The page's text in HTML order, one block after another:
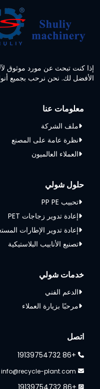
إذا كنت تبحث عن مورد موثوق
الأفضل لك. نحن نرحب بجميع
معلومات عنا
ملف الشركة
نظرة عامة على المصنع
العملاء العالميون
حلول شولي
تحبيب PP PE
إعادة تدوير زجاجات PET
إعادة تدوير الإطارات
تصنيع الأنابيب البلاستيكية
خدمات شولي
الدعم الفني
مرحبًا بزيارة العملاء
اتصل
+86 19139754732
info@recycle-plant.com
+86 19139754732
Whatsapp
Email
Chat